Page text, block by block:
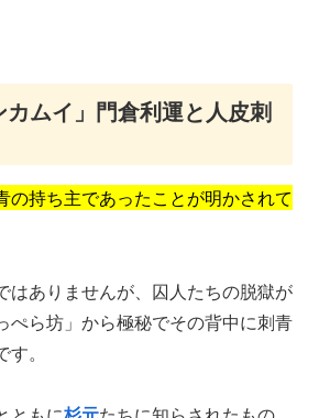
カムイ」門倉利運と人皮刺
の持ち主であったことが明かされて
はありませんが、囚人たちの脱獄が
ぺら坊」から極秘でその背中に刺青
。